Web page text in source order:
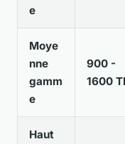
e
Moye
nne
gamm
e
900 -
1600
Haut